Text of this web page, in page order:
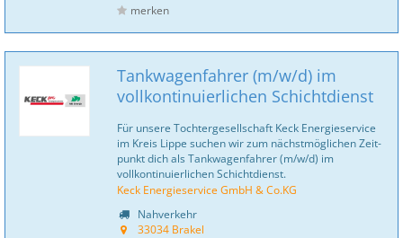
merken
Tankwagenfahrer (m/w/d) im
vollkontinuierlichen Schichtdienst
Für unsere Tochtergesellschaft Keck Energie­service
im Kreis Lippe suchen wir zum nächst­mög­lichen Zeit­
punkt dich als Tankwagenfahrer (m/w/d) im
vollkontinuierlichen Schichtdienst.
Keck Energieservice GmbH & Co.KG
Nahverkehr
33034 Brakel